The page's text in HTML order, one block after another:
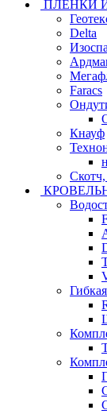
ПЛЕНКИ
Delta
Faracs
Кнауф